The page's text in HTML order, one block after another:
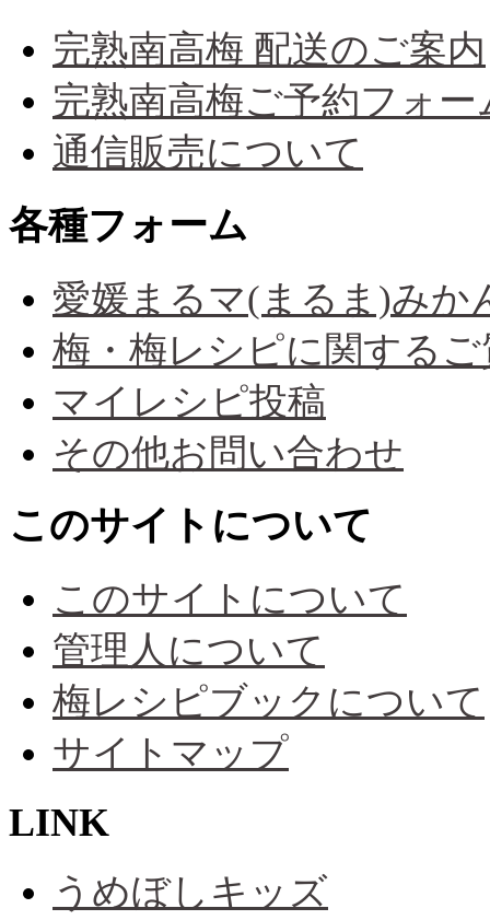
完熟南高梅 配送のご案内
完熟南高梅ご予約フォー
通信販売について
各種フォーム
愛媛まるマ(まるま)みか
梅・梅レシピに関するご
マイレシピ投稿
その他お問い合わせ
このサイトについて
このサイトについて
管理人について
梅レシピブックについて
サイトマップ
LINK
うめぼしキッズ